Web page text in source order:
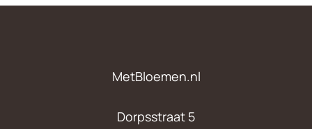
MetBloemen.nl
Dorpsstraat 5